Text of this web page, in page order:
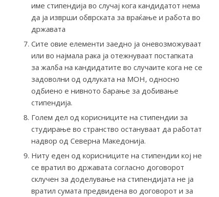
име стипендија во случај кога кандидатот нема
да ја изврши обврската за враќање и работа во
државата
Сите овие елементи заедно ја оневозможуваат
или во најмала рака ја отежнуваат постапката
за жалба на кандидатите во случаите кога не се
задоволни од одлуката на МОН, односно
одбиено е нивното барање за добивање
стипендија.
Голем дел од корисниците на стипендии за
студирање во странство остануваат да работат
надвор од Северна Македонија.
Ниту еден од корисниците на стипендии кој не
се вратил во државата согласно договорот
склучен за доделување на стипендијата не ја
вратил сумата предвидена во договорот и за